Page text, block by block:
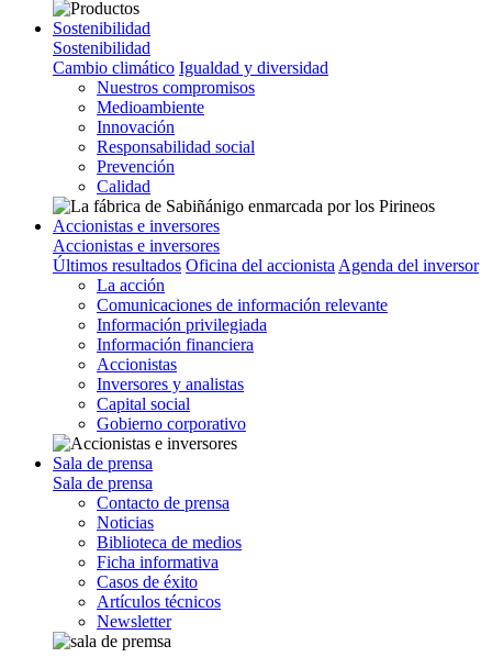
Sostenibilidad
Sostenibilidad
Cambio climático Igualdad y diversidad
Nuestros compromisos
Medioambiente
Innovación
Responsabilidad social
Prevención
Calidad
Accionistas e inversores
Accionistas e inversores
Últimos resultados Oficina del accionista Agenda del inversor
La acción
Comunicaciones de información relevante
Información privilegiada
Información financiera
Accionistas
Inversores y analistas
Capital social
Gobierno corporativo
Sala de prensa
Sala de prensa
Contacto de prensa
Noticias
Biblioteca de medios
Ficha informativa
Casos de éxito
Artículos técnicos
Newsletter